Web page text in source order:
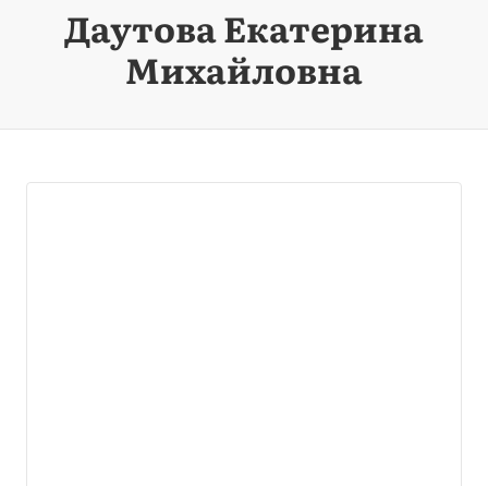
Даутова Екатерина
Михайловна